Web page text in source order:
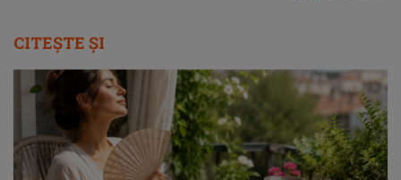
CITEȘTE ȘI